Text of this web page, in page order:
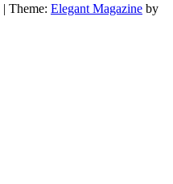
| Theme: Elegant Magazine by